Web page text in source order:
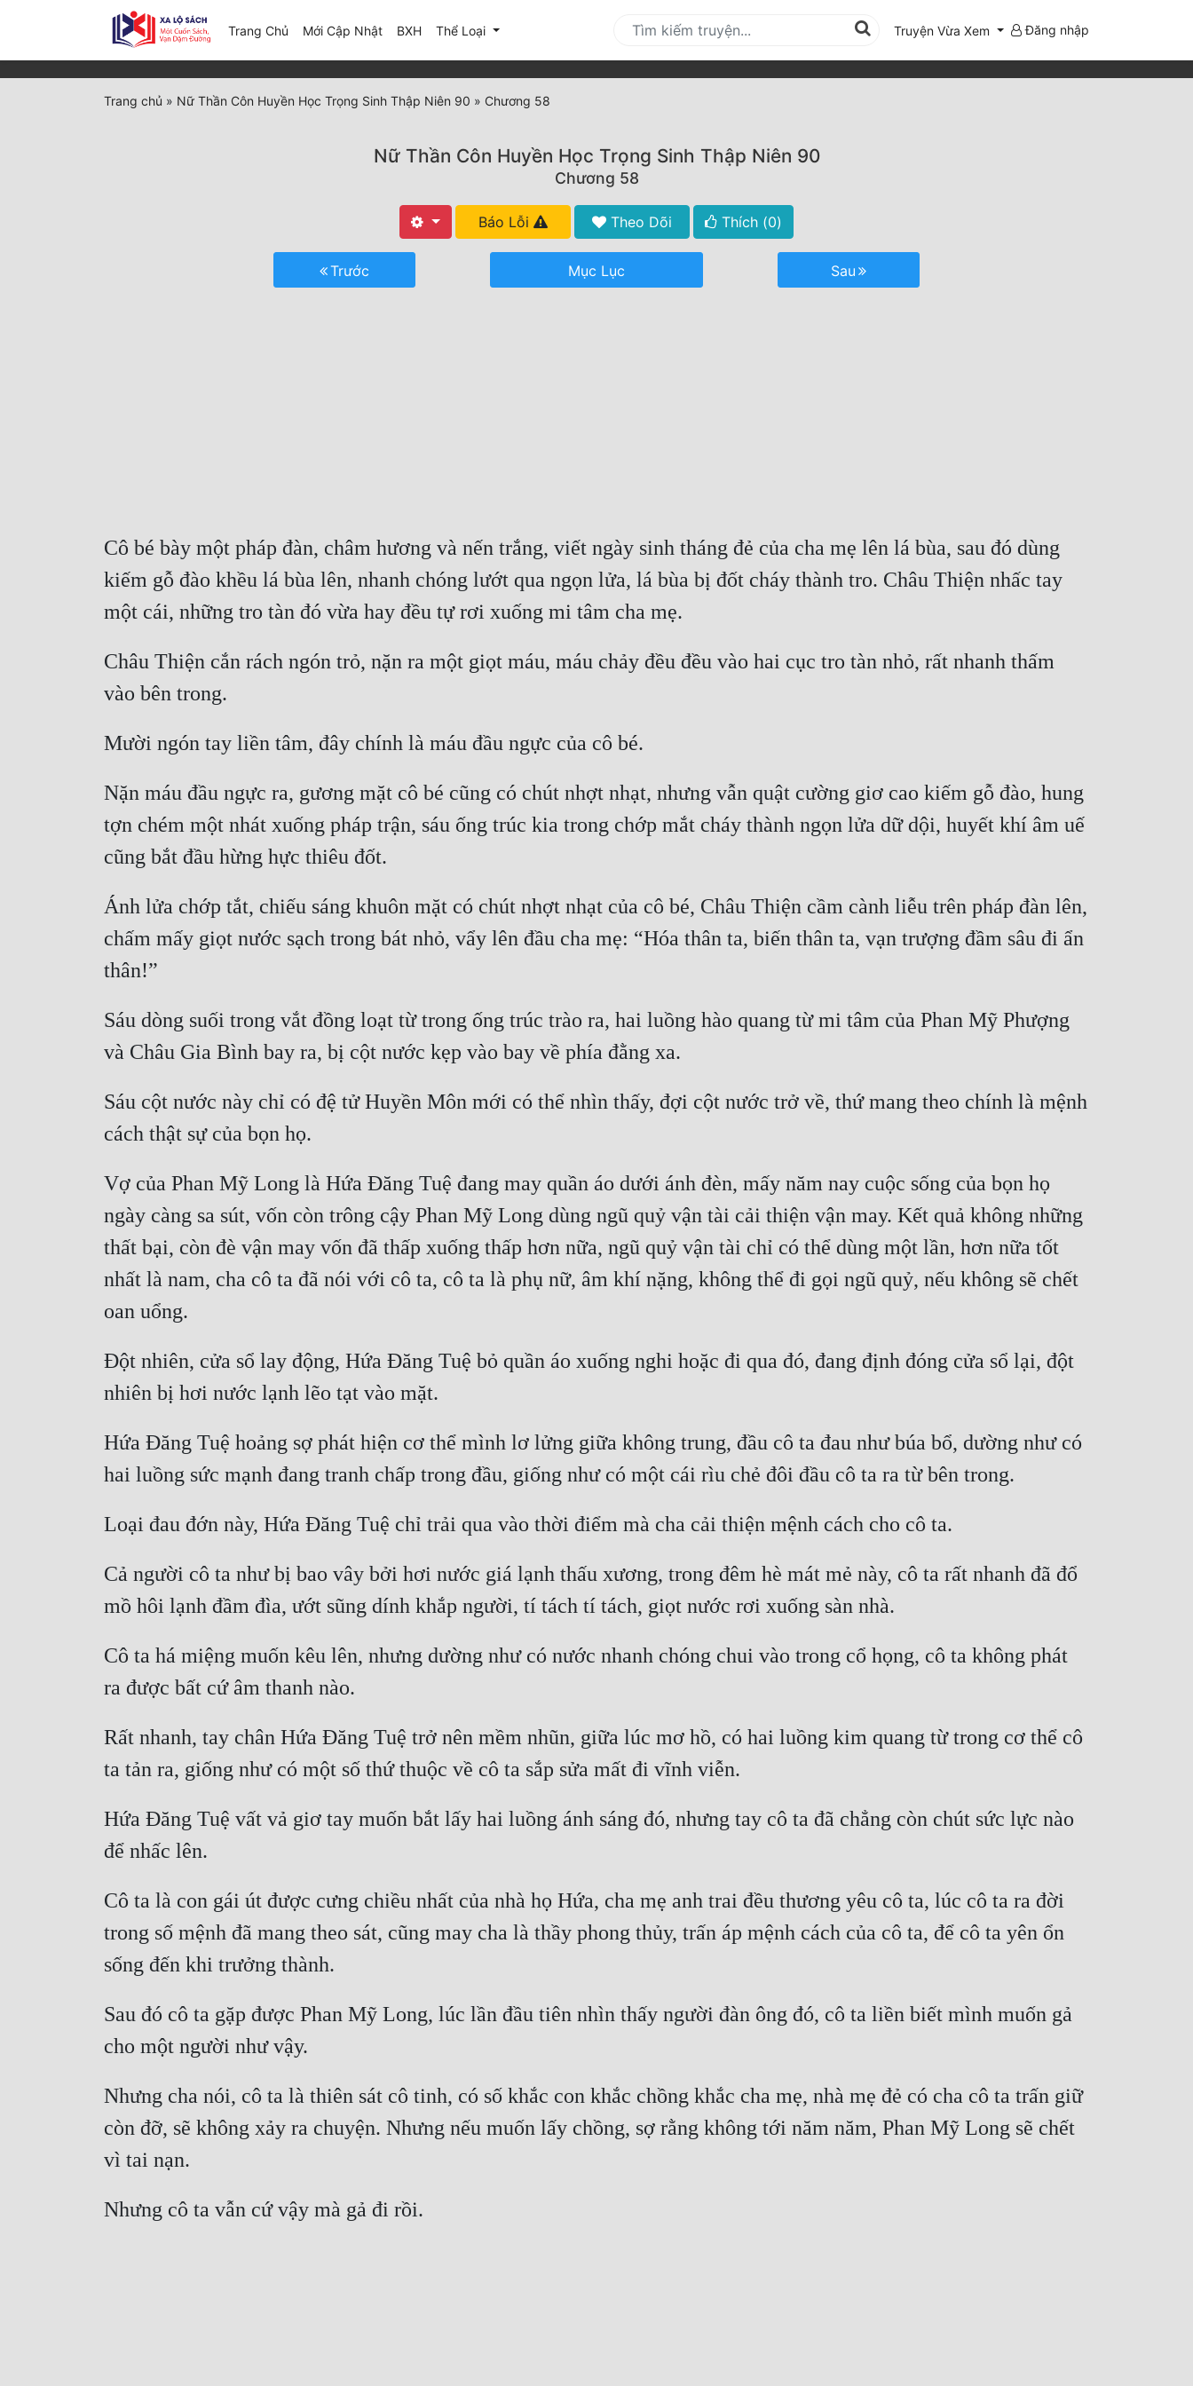
Trang Chủ Mới Cập Nhật(current)
BXH Thể Loại Truyện Vừa Xem Đăng nhập
Trang chủ » Nữ Thần Côn Huyền Học Trọng Sinh Thập Niên 90 » Chương 58
Nữ Thần Côn Huyền Học Trọng Sinh Thập Niên 90
Chương 58
Báo Lỗi Theo Dõi Thích (0)
Trước Mục Lục Sau
Cô bé bày một pháp đàn, châm hương và nến trắng, viết ngày sinh tháng đẻ của cha mẹ lên lá bùa, sau đó dùng
kiếm gỗ đào khều lá bùa lên, nhanh chóng lướt qua ngọn lửa, lá bùa bị đốt cháy thành tro. Châu Thiện nhấc tay
một cái, những tro tàn đó vừa hay đều tự rơi xuống mi tâm cha mẹ.
Châu Thiện cắn rách ngón trỏ, nặn ra một giọt máu, máu chảy đều đều vào hai cục tro tàn nhỏ, rất nhanh thấm
vào bên trong.
Mười ngón tay liền tâm, đây chính là máu đầu ngực của cô bé.
Nặn máu đầu ngực ra, gương mặt cô bé cũng có chút nhợt nhạt, nhưng vẫn quật cường giơ cao kiếm gỗ đào, hung
tợn chém một nhát xuống pháp trận, sáu ống trúc kia trong chớp mắt cháy thành ngọn lửa dữ dội, huyết khí âm uế
cũng bắt đầu hừng hực thiêu đốt.
Ánh lửa chớp tắt, chiếu sáng khuôn mặt có chút nhợt nhạt của cô bé, Châu Thiện cầm cành liễu trên pháp đàn lên,
chấm mấy giọt nước sạch trong bát nhỏ, vẩy lên đầu cha mẹ: “Hóa thân ta, biến thân ta, vạn trượng đầm sâu đi ẩn
thân!”
Sáu dòng suối trong vắt đồng loạt từ trong ống trúc trào ra, hai luồng hào quang từ mi tâm của Phan Mỹ Phượng
và Châu Gia Bình bay ra, bị cột nước kẹp vào bay về phía đằng xa.
Sáu cột nước này chỉ có đệ tử Huyền Môn mới có thể nhìn thấy, đợi cột nước trở về, thứ mang theo chính là mệnh
cách thật sự của bọn họ.
Vợ của Phan Mỹ Long là Hứa Đăng Tuệ đang may quần áo dưới ánh đèn, mấy năm nay cuộc sống của bọn họ
ngày càng sa sút, vốn còn trông cậy Phan Mỹ Long dùng ngũ quỷ vận tài cải thiện vận may. Kết quả không những
thất bại, còn đè vận may vốn đã thấp xuống thấp hơn nữa, ngũ quỷ vận tài chỉ có thể dùng một lần, hơn nữa tốt
nhất là nam, cha cô ta đã nói với cô ta, cô ta là phụ nữ, âm khí nặng, không thể đi gọi ngũ quỷ, nếu không sẽ chết
oan uổng.
Đột nhiên, cửa sổ lay động, Hứa Đăng Tuệ bỏ quần áo xuống nghi hoặc đi qua đó, đang định đóng cửa sổ lại, đột
nhiên bị hơi nước lạnh lẽo tạt vào mặt.
Hứa Đăng Tuệ hoảng sợ phát hiện cơ thể mình lơ lửng giữa không trung, đầu cô ta đau như búa bổ, dường như có
hai luồng sức mạnh đang tranh chấp trong đầu, giống như có một cái rìu chẻ đôi đầu cô ta ra từ bên trong.
Loại đau đớn này, Hứa Đăng Tuệ chỉ trải qua vào thời điểm mà cha cải thiện mệnh cách cho cô ta.
Cả người cô ta như bị bao vây bởi hơi nước giá lạnh thấu xương, trong đêm hè mát mẻ này, cô ta rất nhanh đã đổ
mồ hôi lạnh đầm đìa, ướt sũng dính khắp người, tí tách tí tách, giọt nước rơi xuống sàn nhà.
Cô ta há miệng muốn kêu lên, nhưng dường như có nước nhanh chóng chui vào trong cổ họng, cô ta không phát
ra được bất cứ âm thanh nào.
Rất nhanh, tay chân Hứa Đăng Tuệ trở nên mềm nhũn, giữa lúc mơ hồ, có hai luồng kim quang từ trong cơ thể cô
ta tản ra, giống như có một số thứ thuộc về cô ta sắp sửa mất đi vĩnh viễn.
Hứa Đăng Tuệ vất vả giơ tay muốn bắt lấy hai luồng ánh sáng đó, nhưng tay cô ta đã chẳng còn chút sức lực nào
để nhấc lên.
Cô ta là con gái út được cưng chiều nhất của nhà họ Hứa, cha mẹ anh trai đều thương yêu cô ta, lúc cô ta ra đời
trong số mệnh đã mang theo sát, cũng may cha là thầy phong thủy, trấn áp mệnh cách của cô ta, để cô ta yên ổn
sống đến khi trưởng thành.
Sau đó cô ta gặp được Phan Mỹ Long, lúc lần đầu tiên nhìn thấy người đàn ông đó, cô ta liền biết mình muốn gả
cho một người như vậy.
Nhưng cha nói, cô ta là thiên sát cô tinh, có số khắc con khắc chồng khắc cha mẹ, nhà mẹ đẻ có cha cô ta trấn giữ
còn đỡ, sẽ không xảy ra chuyện. Nhưng nếu muốn lấy chồng, sợ rằng không tới năm năm, Phan Mỹ Long sẽ chết
vì tai nạn.
Nhưng cô ta vẫn cứ vậy mà gả đi rồi.